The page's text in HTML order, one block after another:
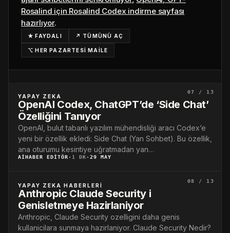
Rosalind için Rosalind Codex indirme sayfası
hazırlıyor.
★ FAYDALI ↗ TÜMÜNÜ AÇ
⌥ HER PAZARTESİ MAİLE
07 / 13
YAPAY ZEKA
OpenAI Codex, ChatGPT’de ‘Side Chat’
Özelliğini Tanıyor
OpenAI, bulut tabanlı yazılım mühendisliği aracı Codex‘e
yeni bir özellik ekledi: Side Chat (Yan Sohbet). Bu özellik,
ana oturumu kesintiye uğratmadan yan…
AIHABER EDITÖR · 1 DK · 29 MAY
08 / 13
YAPAY ZEKA HABERLERI
Anthropic Claude Security i
Genisletmeye Hazirlaniyor
Anthropic, Claude Security ozelligini daha genis
kullanicilara sunmaya hazirlaniyor. Claude Security Nedir?